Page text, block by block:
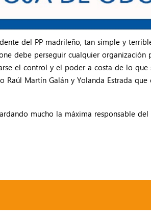
del PP madrileño, tan simple y
debe perseguir cualquier organización
el control y el poder a costa de lo que
Martín Galán y Yolanda Estrada que
mucho la máxima responsable del